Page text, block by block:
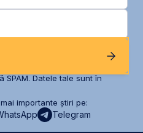
SPAM. Datele tale sunt în
importante știri pe:
Telegram